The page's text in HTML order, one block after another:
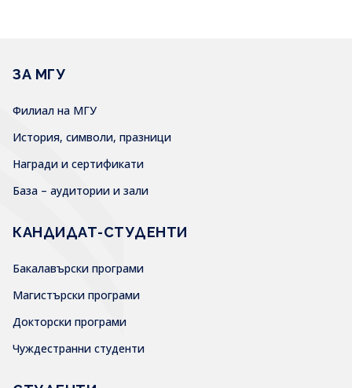
ЗА МГУ
Филиал на МГУ
История, символи, празници
Награди и сертификати
База – аудитории и зали
КАНДИДАТ-СТУДЕНТИ
Бакалавърски програми
Магистърски програми
Докторски програми
Чуждестранни студенти